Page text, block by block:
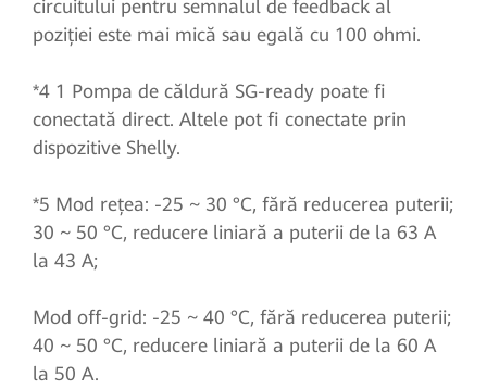
circuitului pentru semnalul de feedback al
poziției este mai mică sau egală cu 100 ohmi.
*4 1 Pompa de căldură SG-ready poate fi
conectată direct. Altele pot fi conectate prin
dispozitive Shelly.
*5 Mod rețea: -25 ~ 30 °C, fără reducerea puterii;
30 ~ 50 °C, reducere liniară a puterii de la 63 A
la 43 A;
Mod off-grid: -25 ~ 40 °C, fără reducerea puterii;
40 ~ 50 °C, reducere liniară a puterii de la 60 A
la 50 A.